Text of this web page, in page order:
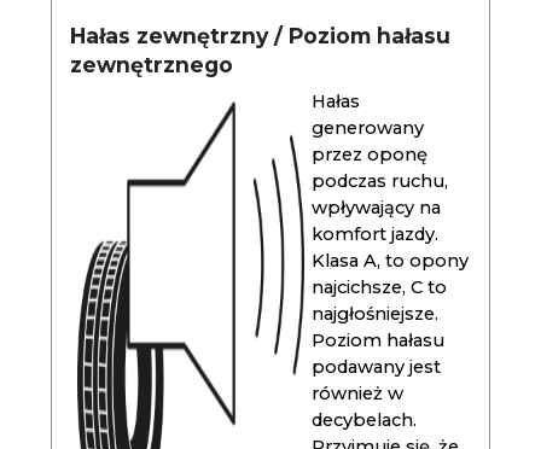
Hałas zewnętrzny / Poziom hałasu
zewnętrznego
Hałas
generowany
przez oponę
podczas ruchu,
wpływający na
komfort jazdy.
Klasa A, to opony
najcichsze, C to
najgłośniejsze.
Poziom hałasu
podawany jest
również w
decybelach.